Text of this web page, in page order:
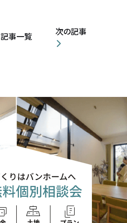
記事一覧 次の記事